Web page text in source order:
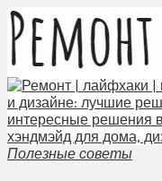
Полезные советы